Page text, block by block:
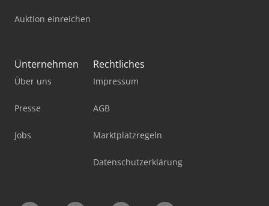
Auktion einreichen
Unternehmen
Über uns
Presse
Jobs
Rechtliches
Impressum
AGB
Marktplatzregeln
Datenschutzerklärung